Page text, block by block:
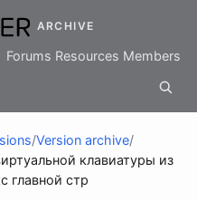
ARCHIVE
Forums Resources Members
/Version archive/
клавиатуры из
главной стр